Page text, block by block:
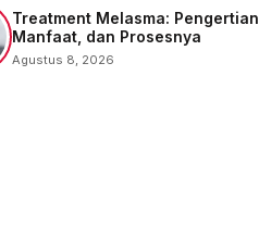
Treatment Melasma: Pengertian,
Manfaat, dan Prosesnya
Agustus 8, 2026